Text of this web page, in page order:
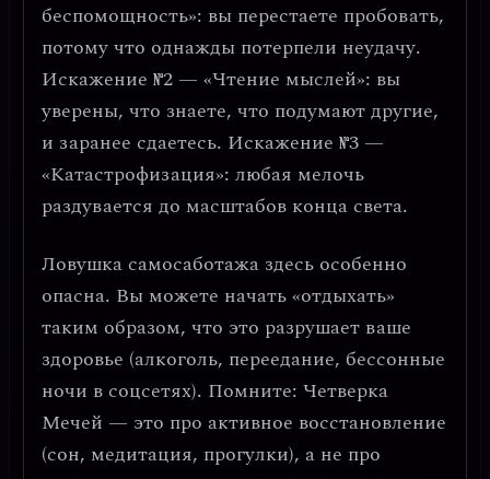
беспомощность»: вы перестаете пробовать,
потому что однажды потерпели неудачу.
Искажение №2 — «Чтение мыслей»: вы
уверены, что знаете, что подумают другие,
и заранее сдаетесь. Искажение №3 —
«Катастрофизация»: любая мелочь
раздувается до масштабов конца света.
Ловушка самосаботажа здесь особенно
опасна. Вы можете начать «отдыхать»
таким образом, что это разрушает ваше
здоровье (алкоголь, переедание, бессонные
ночи в соцсетях). Помните: Четверка
Мечей — это про активное восстановление
(сон, медитация, прогулки), а не про